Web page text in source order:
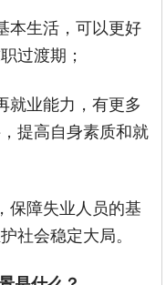
本生活，可以更好
过渡期；
就业能力，有更多
提高自身素质和就
保障失业人员的基
社会稳定大局。